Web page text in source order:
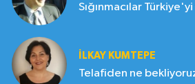
Sığınmacılar
İLKAY KUMTEPE
Telafiden ne